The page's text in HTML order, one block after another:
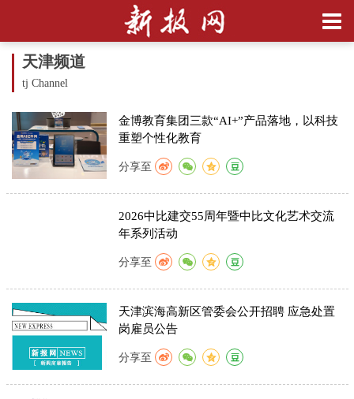
天津频道
tj Channel
金博教育集团三款“AI+”产品落地，以科技
重塑个性化教育
分享至
2026中比建交55周年暨中比文化艺术交流
年系列活动
分享至
天津滨海高新区管委会公开招聘 应急处置
岗雇员公告
分享至